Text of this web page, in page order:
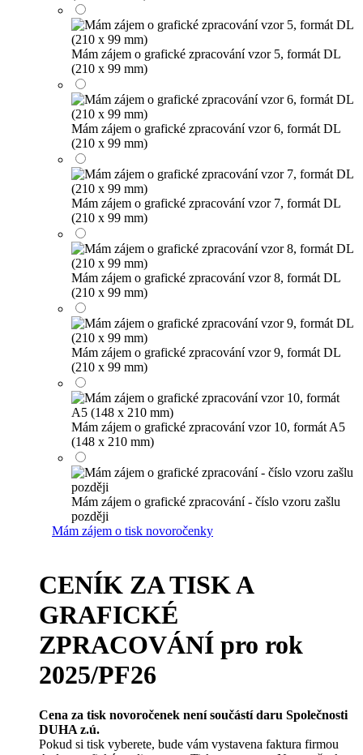
Mám zájem o grafické zpracování vzor 5, formát DL
(210 x 99 mm)
Mám zájem o grafické zpracování vzor 6, formát DL
(210 x 99 mm)
Mám zájem o grafické zpracování vzor 7, formát DL
(210 x 99 mm)
Mám zájem o grafické zpracování vzor 8, formát DL
(210 x 99 mm)
Mám zájem o grafické zpracování vzor 9, formát DL
(210 x 99 mm)
Mám zájem o grafické zpracování vzor 10, formát A5
(148 x 210 mm)
Mám zájem o grafické zpracování - číslo vzoru zašlu
později
Mám zájem o tisk novoročenky
CENÍK ZA TISK A
GRAFICKÉ
ZPRACOVÁNÍ pro rok
2025/PF26
Cena za tisk novoročenek není součástí daru Společnosti
DUHA z.ú.
Pokud si tisk vyberete, bude vám vystavena faktura firmou